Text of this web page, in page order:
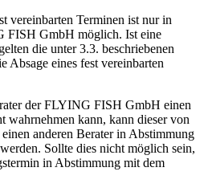
vereinbarten Terminen ist nur in
FISH GmbH möglich. Ist eine
die unter 3.3. beschriebenen
Absage eines fest vereinbarten
der FLYING FISH GmbH einen
wahrnehmen kann, kann dieser von
anderen Berater in Abstimmung
Sollte dies nicht möglich sein,
in Abstimmung mit dem